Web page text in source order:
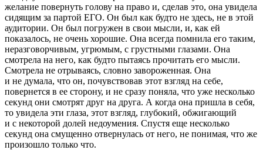
желание повернуть голову на право и, сделав это, она увидела
сидящим за партой ЕГО. Он был как будто не здесь, не в этой
аудитории. Он был погружен в свои мысли, и, как ей
показалось, не очень хорошие. Она всегда помнила его таким,
неразговорчивым, угрюмым, с грустными глазами. Она
смотрела на него, как будто пытаясь прочитать его мысли.
Смотрела не отрываясь, словно завороженная. Она
и не думала, что он, почувствовав этот взгляд на себе,
повернется в ее сторону, и не сразу поняла, что уже несколько
секунд они смотрят друг на друга. А когда она пришла в себя,
то увидела эти глаза, этот взгляд, глубокий, обжигающий
и с некоторой долей недоумения. Спустя еще несколько
секунд она смущенно отвернулась от него, не понимая, что же
произошло только что.